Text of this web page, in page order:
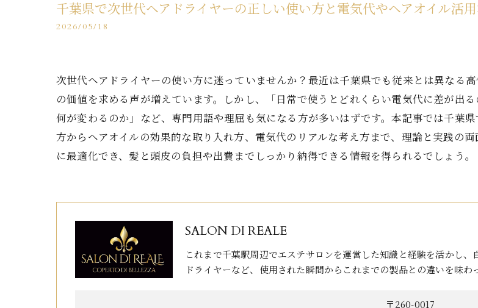
千葉県で次世代ヘアドライヤーの正しい使い方と電気代やヘアオイル活
2026/05/18
次世代ヘアドライヤーの使い方に迷っていませんか？最近は千葉県でも従来とは異なる
の価値を求める声が増えています。しかし、「日常で使うとどれくらい電気代に差が出
何が変わるのか」など、専門用語や理屈も気になる方が多いはずです。本記事では千葉
方からヘアオイルの効果的な取り入れ方、電気代のリアルな考え方まで、理論と実践の
に最適化でき、髪と頭皮の負担や出費までしっかり納得できる情報を得られるでしょう。
SALON DI REALE
これまで千葉駅周辺でエステサロンを運営した知識と経験を活かし
ドライヤーなど、使用された瞬間からこれまでの製品との違いを味わ
〒260-0017